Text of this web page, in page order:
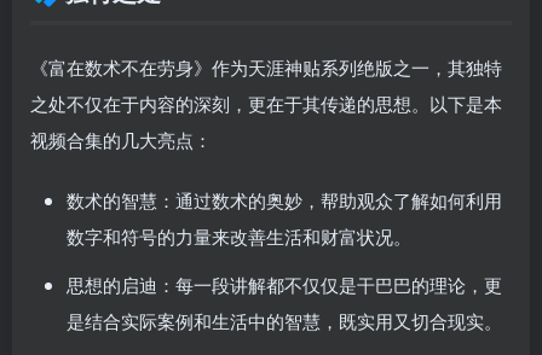
《富在数术不在劳身》作为天涯神贴系列绝版之一，其独特
之处不仅在于内容的深刻，更在于其传递的思想。以下是本
视频合集的几大亮点：
数术的智慧： 通过数术的奥妙，帮助观众了解如何利用
数字和符号的力量来改善生活和财富状况。
思想的启迪： 每一段讲解都不仅仅是干巴巴的理论，更
是结合实际案例和生活中的智慧，既实用又切合现实。